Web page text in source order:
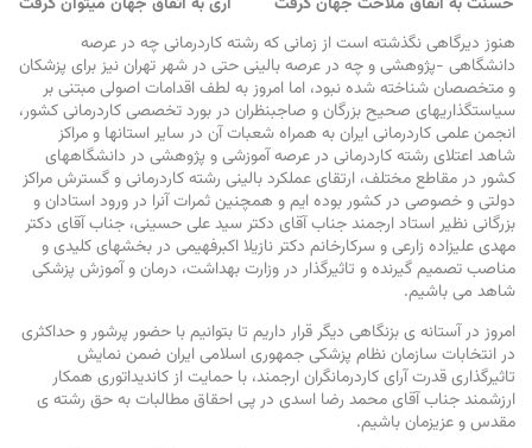
هنوز دیرگاهی نگذشته است از زمانی که رشته کاردرمانی چه در عرصه
دانشگاهی -پژوهشی و چه در عرصه بالینی حتی در شهر تهران نیز برای پزشکان
و متخصصان شناخته شده نبود، اما امروز به لطف اقدامات اصولی مبتنی بر
سیاستگذاریهای صحیح بزرگان و صاجبنظران در بورد تخصصی کاردرمانی کشور،
انجمن علمی کاردرمانی ایران به همراه شعبات آن در سایر استانها و مراکز
شاهد اعتلای رشته کاردرمانی در عرصه آموزشی و پژوهشی در دانشگاههای
کشور در مقاطع مختلف، ارتقای عملکرد بالینی رشته کاردرمانی و گسترش مراکز
دولتی و خصوصی در کشور بوده ایم و همچنین ثمرات آنرا در ورود استادان و
بزرگانی نظیر استاد ارجمند جناب آقای دکتر سید علی حسینی، جناب آقای دکتر
مهدی علیزاده زارعی و سرکارخانم دکتر نازیلا اکبرفهیمی در بخشهای کلیدی و
مناصب تصمیم گیرنده و تاثیرگذار در وزارت بهداشت، درمان و آموزش پزشکی
شاهد می باشیم.
امروز در آستانه ی بزنگاهی دیگر قرار داریم تا بتوانیم با حضور پرشور و حداکثری
در انتخابات سازمان نظام پزشکی جمهوری اسلامی ایران ضمن نمایش
تاثیرگذاری قدرت آرای کاردرمانگران ارجمند، با حمایت از کاندیداتوری همکار
ارزشمند جناب آقای محمد رضا اسدی در پی احقاق مطالبات به حق رشته ی
مقدس و عزیزمان باشیم.